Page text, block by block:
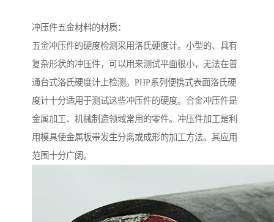
冲压件五金材料的材质：
五金冲压件的硬度检测采用洛氏硬度计。小型的、具有
复杂形状的冲压件，可以用来测试平面很小，无法在普
通台式洛氏硬度计上检测。PHP系列便携式表面洛氏硬
度计十分适用于测试这些冲压件的硬度。合金冲压件是
金属加工、机械制造领域常用的零件。冲压件加工是利
用模具使金属板带发生分离或成形的加工方法。其应用
范围十分广阔。